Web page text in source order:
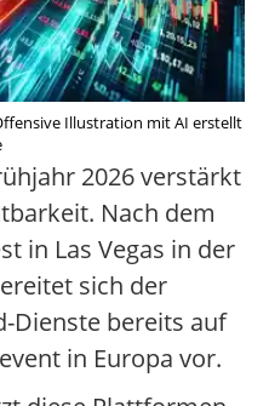
Illustration mit AI erstellt
2026 verstärkt
Nach dem
in Las Vegas in der
sich der
Dienste bereits auf
in Europa vor.